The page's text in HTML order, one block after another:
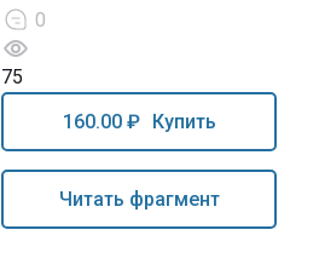
0
75
160.00 ₽
Купить
Читать фрагмент